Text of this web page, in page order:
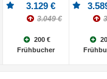
3.129 €
3.049 €
200 €
Frühbucher